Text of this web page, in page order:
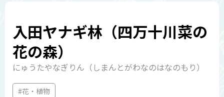
入田ヤナギ林（四万十川菜の
花の森）
にゅうたやなぎりん（しまんとがわなのはなのもり）
#花・植物